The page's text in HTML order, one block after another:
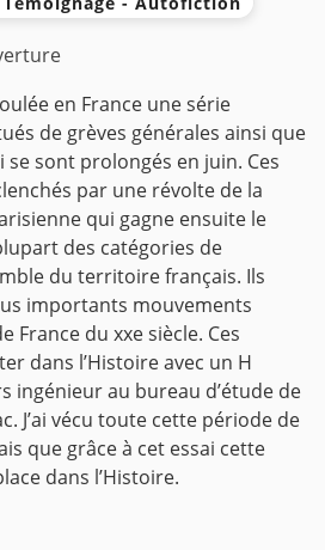
en France une série
de grèves générales ainsi que
sont prolongés en juin. Ces
par une révolte de la
qui gagne ensuite le
des catégories de
du territoire français. Ils
importants mouvements
France du xxe siècle. Ces
dans l’Histoire avec un H
ingénieur au bureau d’étude de
J’ai vécu toute cette période de
que grâce à cet essai cette
dans l’Histoire.